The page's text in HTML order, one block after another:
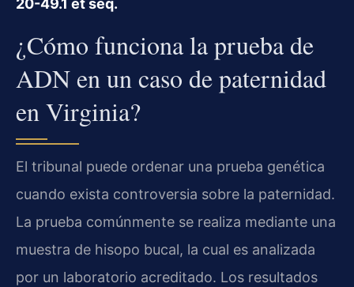
20-49.1 et seq.
¿Cómo funciona la prueba de
ADN en un caso de paternidad
en Virginia?
El tribunal puede ordenar una prueba genética
cuando exista controversia sobre la paternidad.
La prueba comúnmente se realiza mediante una
muestra de hisopo bucal, la cual es analizada
por un laboratorio acreditado. Los resultados